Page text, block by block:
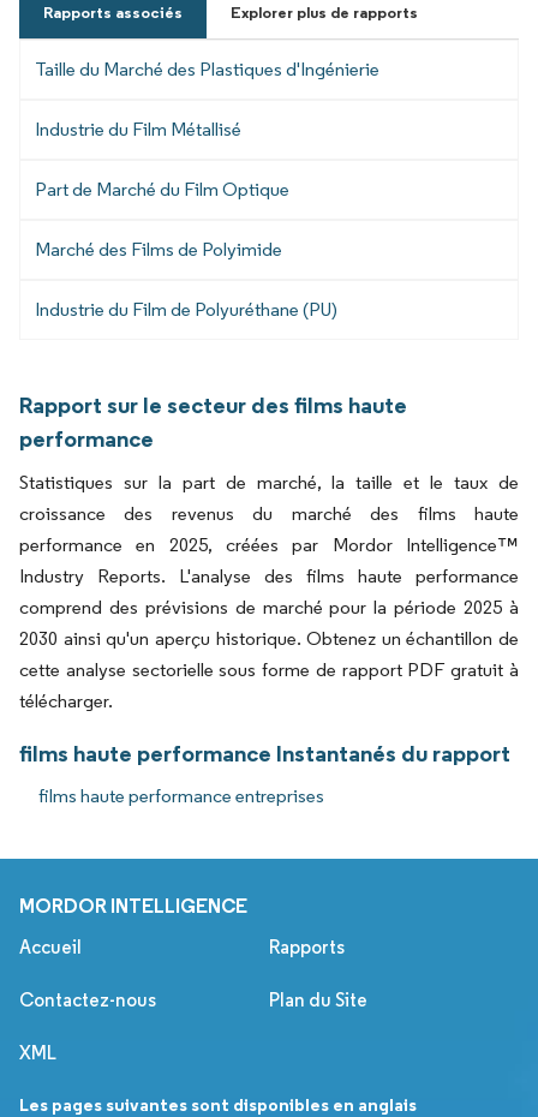
Rapports associés Explorer plus de rapports
Taille du Marché des Plastiques d'Ingénierie
Industrie du Film Métallisé
Part de Marché du Film Optique
Marché des Films de Polyimide
Industrie du Film de Polyuréthane (PU)
Rapport sur le secteur des films haute
performance
Statistiques sur la part de marché, la taille et le taux de
croissance des revenus du marché des films haute
performance en 2025, créées par Mordor Intelligence™
Industry Reports. L'analyse des films haute performance
comprend des prévisions de marché pour la période 2025 à
2030 ainsi qu'un aperçu historique. Obtenez un échantillon de
cette analyse sectorielle sous forme de rapport PDF gratuit à
télécharger.
films haute performance Instantanés du rapport
films haute performance entreprises
MORDOR INTELLIGENCE
Accueil Rapports
Contactez-nous Plan du Site
XML
Les pages suivantes sont disponibles en anglais